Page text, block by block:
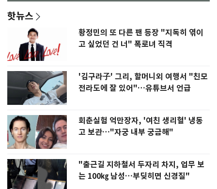
핫뉴스
황정민의 또 다른 팬 등장 "지독히 엮이
고 싶었던 건 너" 폭로녀 직격
'김구라子' 그리, 할머니외 여행서 "친모
전라도에 잘 있어"…유튜브서 언급
회춘실험 억만장자, '여친 생리혈' 냉동
고 보관…"자궁 내부 궁금해"
"출근길 지하철서 두자리 차지, 업무 보
는 100㎏ 남성…부딪히면 신경질"